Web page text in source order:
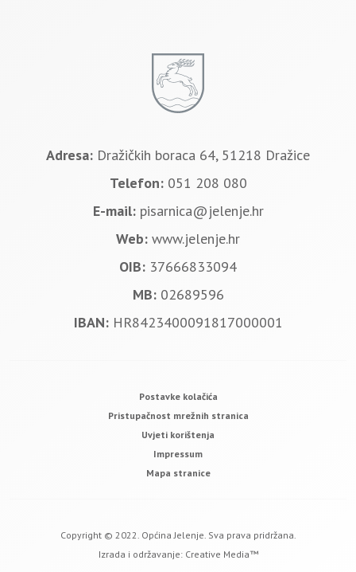
Adresa: Dražičkih boraca 64, 51218 Dražice
Telefon: 051 208 080
E-mail: pisarnica@jelenje.hr
Web: www.jelenje.hr
OIB: 37666833094
MB: 02689596
IBAN: HR8423400091817000001
Postavke kolačića
Pristupačnost mrežnih stranica
Uvjeti korištenja
Impressum
Mapa stranice
Copyright © 2022. Općina Jelenje. Sva prava pridržana.
Izrada i održavanje: Creative Media™